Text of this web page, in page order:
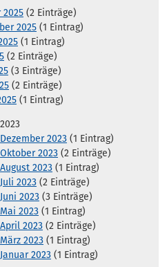
(2 Einträge)
2025 (1 Eintrag)
(1 Eintrag)
(2 Einträge)
(3 Einträge)
(2 Einträge)
(1 Eintrag)
2023
Dezember 2023 (1 Eintrag)
Oktober 2023 (2 Einträge)
August 2023 (1 Eintrag)
Juli 2023 (2 Einträge)
Juni 2023 (3 Einträge)
Mai 2023 (1 Eintrag)
April 2023 (2 Einträge)
März 2023 (1 Eintrag)
Januar 2023 (1 Eintrag)